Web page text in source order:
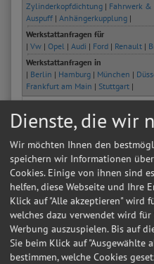
Zylinderkopfdichtung | Fahrwerk &
Auspuff | Anhängerkupplung |
Werkstattanfragen für
| Vw | Opel | Audi | Ford | Renault |
Werkstattanfragen in
| Berlin | Hamburg | München |
Frankfurt am Main | Stuttgart |
25.01.2026 20:34:26
05.06.2023 17:26:38 FORD
13.01.2023 12:42:41 SKODA
29.12.2019 22:30:20 Renault
16.08.2019 09:36:13 Seat
13.02.2018 10:34:13
Dienste, die wir
Wir möchten Ihnen den
speichern wir Informationen
Cookies. Einige von ihnen sind
helfen, diese Webseite und Ihre
Klick auf "Alle akzeptieren" wird
welches dazu verwendet wird
Werbung auszuspielen. Bis auf
Sie beim Klick auf "Ausgewählte
bestimmen, welche Cookies